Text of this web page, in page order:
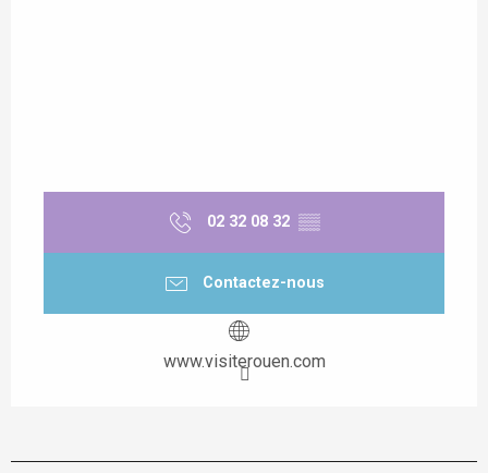
02 32 08 32 ▒▒
Contactez-nous
www.visiterouen.com